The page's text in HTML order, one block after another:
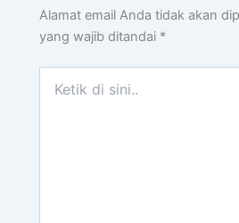
Alamat email Anda tidak akan
yang wajib ditandai *